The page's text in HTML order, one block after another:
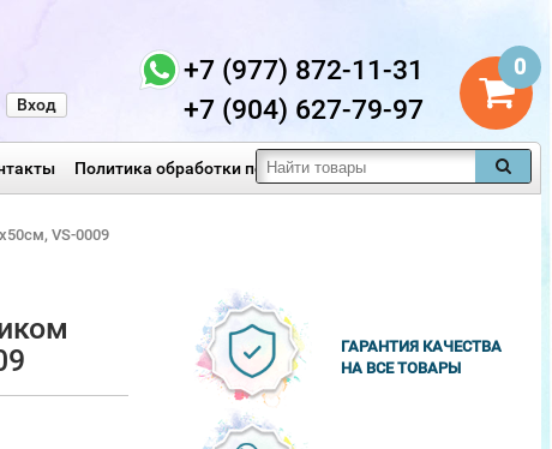
0
+7 (977) 872-11-31
+7 (904) 627-79-97
Вход
Политика обработки персональных данных
VS-0009
ГАРАНТИЯ КАЧЕСТВА
НА ВСЕ ТОВАРЫ